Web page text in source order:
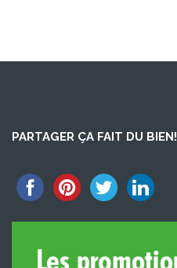
PARTAGER ÇA FAIT DU BIEN!